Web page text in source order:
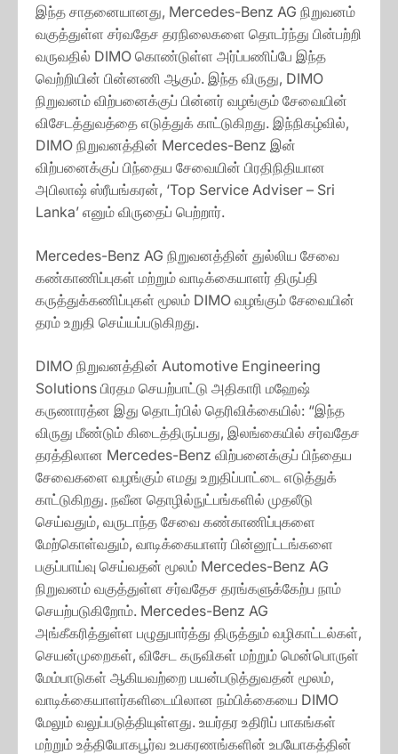
இந்த சாதனையானது, Mercedes-Benz AG நிறுவனம்
வகுத்துள்ள சர்வதேச தரநிலைகளை தொடர்ந்து பின்பற்றி
வருவதில் DIMO கொண்டுள்ள அர்ப்பணிப்பே இந்த
வெற்றியின் பின்னணி ஆகும். இந்த விருது, DIMO
நிறுவனம் விற்பனைக்குப் பின்னர் வழங்கும் சேவையின்
விசேடத்துவத்தை எடுத்துக் காட்டுகிறது. இந்நிகழ்வில்,
DIMO நிறுவனத்தின் Mercedes-Benz இன்
விற்பனைக்குப் பிந்தைய சேவையின் பிரதிநிதியான
அபிலாஷ் ஸ்ரீயங்கரன், ‘Top Service Adviser – Sri
Lanka’ எனும் விருதைப் பெற்றார்.
Mercedes-Benz AG நிறுவனத்தின் துல்லிய சேவை
கண்காணிப்புகள் மற்றும் வாடிக்கையாளர் திருப்தி
கருத்துக்கணிப்புகள் மூலம் DIMO வழங்கும் சேவையின்
தரம் உறுதி செய்யப்படுகிறது.
DIMO நிறுவனத்தின் Automotive Engineering
Solutions பிரதம செயற்பாட்டு அதிகாரி மஹேஷ்
கருணாரத்ன இது தொடர்பில் தெரிவிக்கையில்: “இந்த
விருது மீண்டும் கிடைத்திருப்பது, இலங்கையில் சர்வதேச
தரத்திலான Mercedes-Benz விற்பனைக்குப் பிந்தைய
சேவைகளை வழங்கும் எமது உறுதிப்பாட்டை எடுத்துக்
காட்டுகிறது. நவீன தொழில்நுட்பங்களில் முதலீடு
செய்வதும், வருடாந்த சேவை கண்காணிப்புகளை
மேற்கொள்வதும், வாடிக்கையாளர் பின்னூட்டங்களை
பகுப்பாய்வு செய்வதன் மூலம் Mercedes-Benz AG
நிறுவனம் வகுத்துள்ள சர்வதேச தரங்களுக்கேற்ப நாம்
செயற்படுகிறோம். Mercedes-Benz AG
அங்கீகரித்துள்ள பழுதுபார்த்து திருத்தும் வழிகாட்டல்கள்,
செயன்முறைகள், விசேட கருவிகள் மற்றும் மென்பொருள்
மேம்பாடுகள் ஆகியவற்றை பயன்படுத்துவதன் மூலம்,
வாடிக்கையாளர்களிடையிலான நம்பிக்கையை DIMO
மேலும் வலுப்படுத்தியுள்ளது. உயர்தர உதிரிப் பாகங்கள்
மற்றும் உத்தியோகபூர்வ உபகரணங்களின் உபயோகத்தின்